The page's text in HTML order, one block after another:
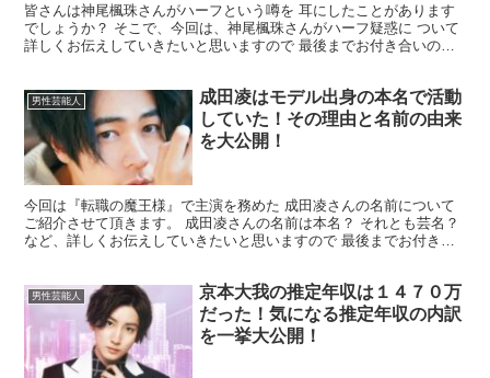
皆さんは神尾楓珠さんがハーフという噂を 耳にしたことがあります
でしょうか？ そこで、今回は、神尾楓珠さんがハーフ疑惑に ついて
詳しくお伝えしていきたいと思いますので 最後までお付き合いの程
男性芸能人
成田凌はモデル出身の本名で活動
していた！その理由と名前の由来
を大公開！
今回は『転職の魔王様』で主演を務めた 成田凌さんの名前について
ご紹介させて頂きます。 成田凌さんの名前は本名？ それとも芸名？
など、詳しくお伝えしていきたいと思いますので 最後までお付き合
男性芸能人
京本大我の推定年収は１４７０万
だった！気になる推定年収の内訳
を一挙大公開！